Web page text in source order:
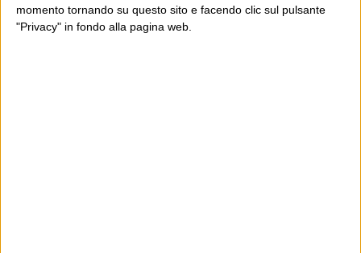
momento tornando su questo sito e facendo clic sul pulsante
"Privacy" in fondo alla pagina web.